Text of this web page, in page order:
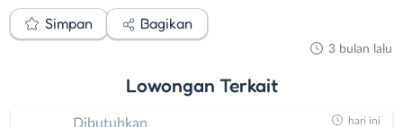
Simpan Bagikan
3 bulan lalu
Lowongan Terkait
Dibutuhkan hari ini